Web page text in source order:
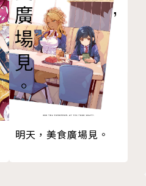
明天，美食廣場見。